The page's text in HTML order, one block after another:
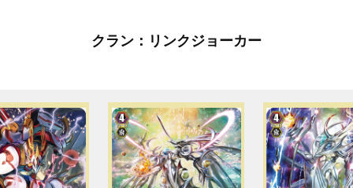
クラン：リンクジョーカー